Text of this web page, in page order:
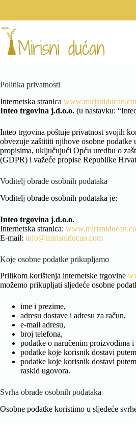
sadržaj
Politika privatnosti
Internetska stranica
Inteo trgovina j.d.o.o. (u nastavku:
Inteo trgovina poštuje privatnost svojih
obvezuje zaštititi njihove osobne podatke
propisima, uključujući Opću uredbu o
(GDPR) i važeće propise Republike
Voditelj obrade osobnih podataka
Voditelj obrade osobnih podataka je:
Inteo trgovina j.d.o.o.
Internetska stranica:
E-mail: info@mirisniducan.com
Koje osobne podatke prikupljamo
Prilikom korištenja internetske trgovine
možemo prikupljati sljedeće osobne
ime i prezime,
adresu dostave i adresu za račun,
e-mail adresu,
broj telefona,
podatke o naručenim proizvodima
podatke koje korisnik dostavi
podatke koje korisnik dostavi
raskid ugovora.
Svrha obrade osobnih podataka
Osobne podatke koristimo u sljedeće